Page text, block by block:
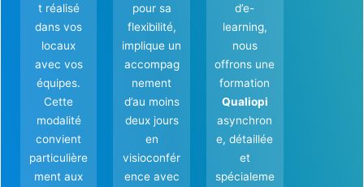
t réalisé
dans vos
locaux
avec vos
équipes.
Cette
modalité
convient
particulière
ment aux
pour sa
flexibilité,
implique un
accompag
nement
d’au moins
deux jours
en
visioconfér
ence avec
d’e-
learning,
nous
offrons une
formation
Qualiopi
asynchron
e, détaillée
et
spécialeme